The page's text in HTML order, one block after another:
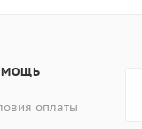
оплаты